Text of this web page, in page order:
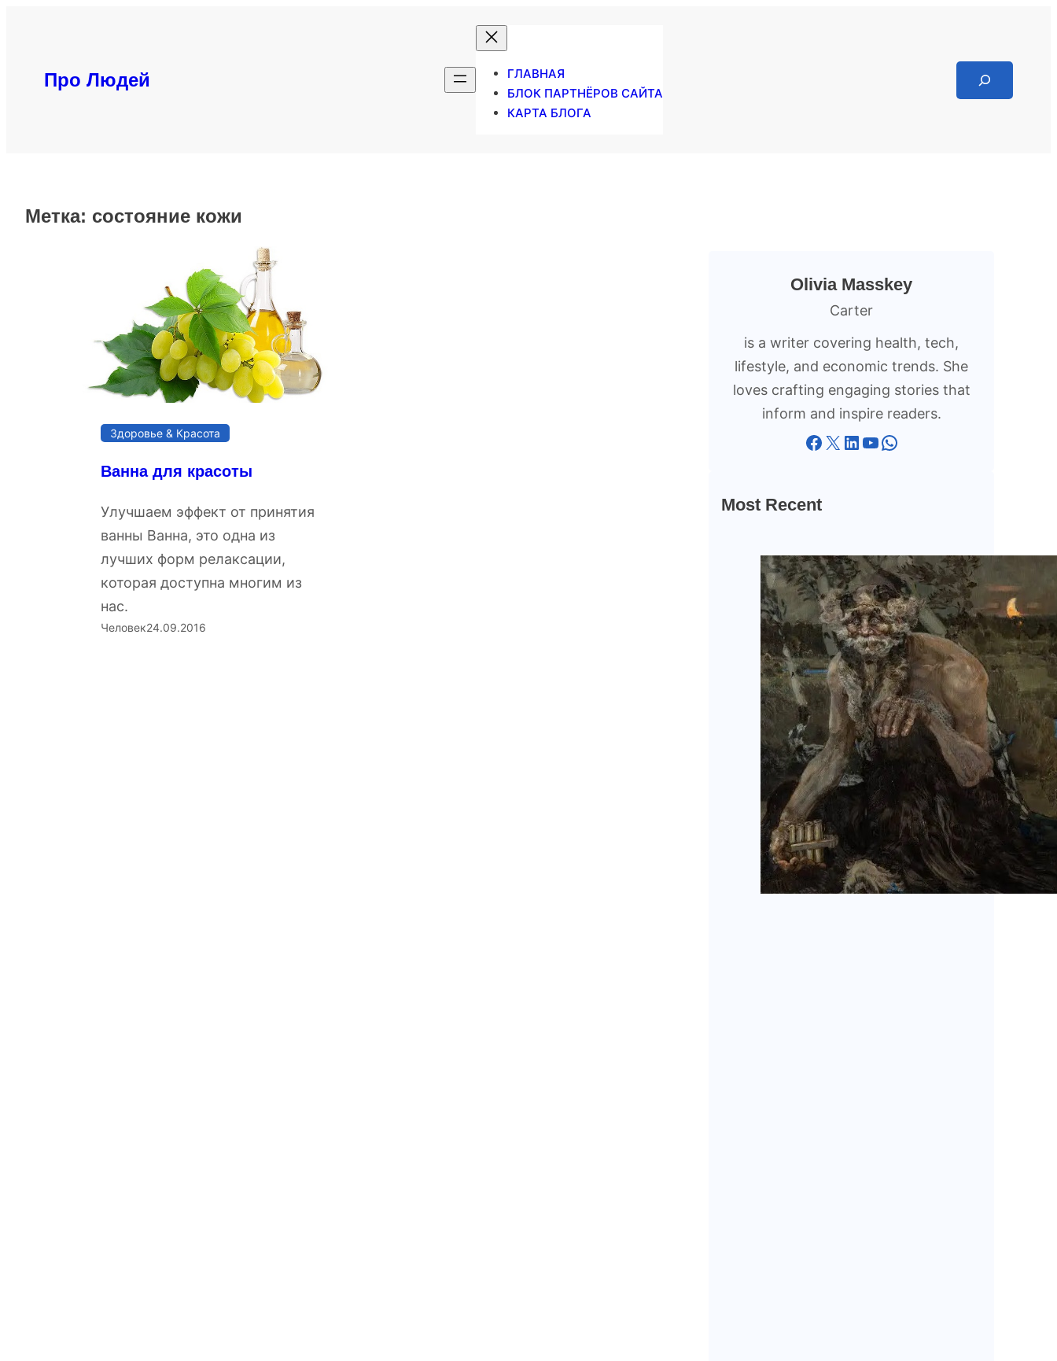
Про Людей
ГЛАВНАЯ
БЛОК ПАРТНЁРОВ САЙТА
КАРТА БЛОГА
Метка: состояние кожи
Здоровье & Красота
Ванна для красоты
Улучшаем эффект от принятия
ванны Ванна, это одна из
лучших форм релаксации,
которая доступна многим из
нас.
Человек24.09.2016
Olivia Masskey
Carter
is a writer covering health, tech,
lifestyle, and economic trends. She
loves crafting engaging stories that
inform and inspire readers.
Facebook X LinkedIn YouTube WhatsApp
Most Recent